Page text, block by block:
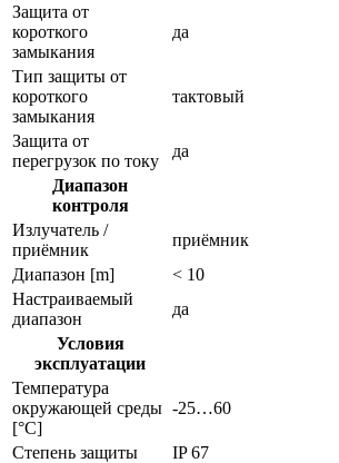
Защита от
короткого
замыкания
да
Тип защиты от
короткого
замыкания
тактовый
Защита от
перегрузок по току
да
Диапазон
контроля
Излучатель /
приёмник
приёмник
Диапазон [m]
< 10
Настраиваемый
диапазон
да
Условия
эксплуатации
Температура
окружающей среды
[°C]
-25…60
Степень защиты
IP 67